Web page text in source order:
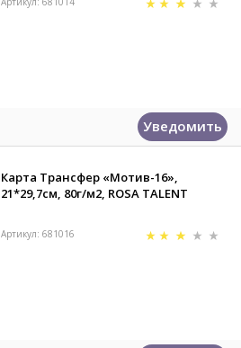
Уведомить
Карта Трансфер «Мотив-16»,
21*29,7см, 80г/м2, ROSA TALENT
Артикул: 681016